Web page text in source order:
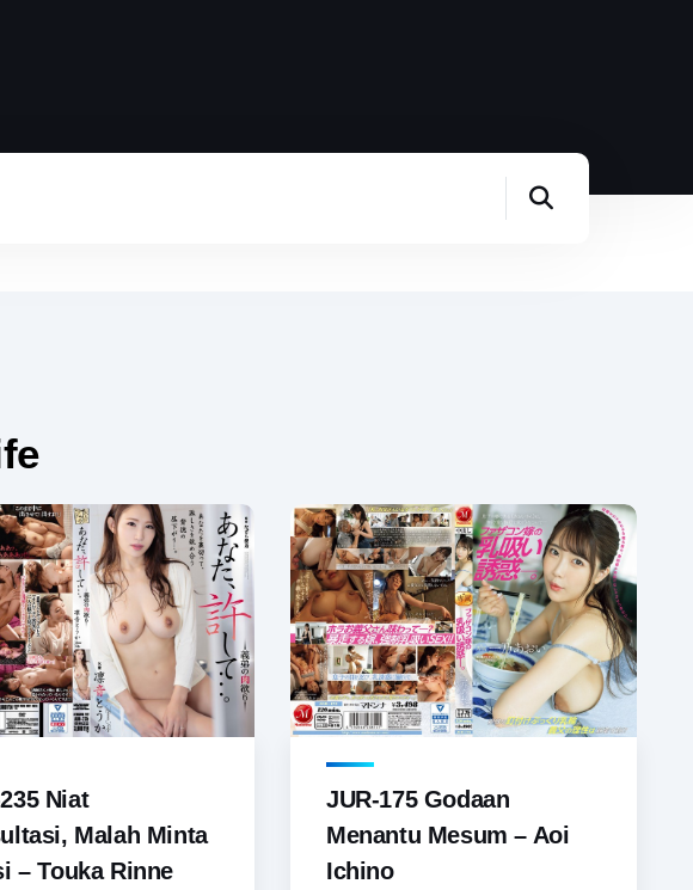
Niat
Malah Minta
– Touka Rinne
JUR-175 Godaan
Menantu Mesum – Aoi
Ichino